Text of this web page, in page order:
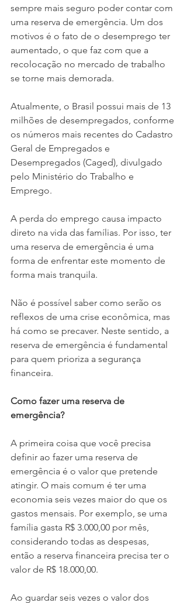
sempre mais seguro poder contar com
uma reserva de emergência. Um dos
motivos é o fato de o desemprego ter
aumentado, o que faz com que a
recolocação no mercado de trabalho
se torne mais demorada.
Atualmente, o Brasil possui mais de 13
milhões de desempregados, conforme
os números mais recentes do Cadastro
Geral de Empregados e
Desempregados (Caged), divulgado
pelo Ministério do Trabalho e
Emprego.
A perda do emprego causa impacto
direto na vida das famílias. Por isso, ter
uma reserva de emergência é uma
forma de enfrentar este momento de
forma mais tranquila.
Não é possível saber como serão os
reflexos de uma crise econômica, mas
há como se precaver. Neste sentido, a
reserva de emergência é fundamental
para quem prioriza a segurança
financeira.
Como fazer uma reserva de
emergência?
A primeira coisa que você precisa
definir ao fazer uma reserva de
emergência é o valor que pretende
atingir. O mais comum é ter uma
economia seis vezes maior do que os
gastos mensais. Por exemplo, se uma
família gasta R$ 3.000,00 por mês,
considerando todas as despesas,
então a reserva financeira precisa ter o
valor de R$ 18.000,00.
Ao guardar seis vezes o valor dos